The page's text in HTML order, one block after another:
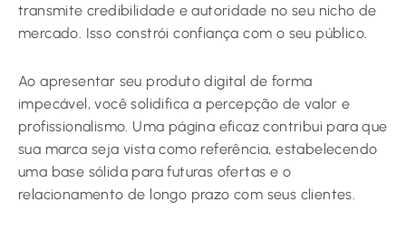
transmite credibilidade e autoridade no seu nicho de
mercado. Isso constrói confiança com o seu público.
Ao apresentar seu produto digital de forma
impecável, você solidifica a percepção de valor e
profissionalismo. Uma página eficaz contribui para que
sua marca seja vista como referência, estabelecendo
uma base sólida para futuras ofertas e o
relacionamento de longo prazo com seus clientes.